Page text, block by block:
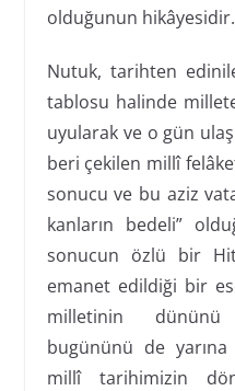
olduğunun hikâyesidir.
Nutuk, tarihten
tablosu halinde
uyularak ve o gün
beri çekilen millî
sonucu ve bu aziz
kanların bedeli”
sonucun özlü bir
emanet edildiği bir
milletinin dününü
bugününü de
millî tarihimizin